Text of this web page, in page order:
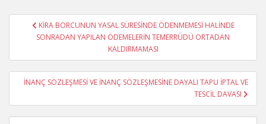
Yazı
gezinmesi
KİRA BORCUNUN YASAL SÜRESİNDE ÖDENMEMESİ HALİNDE
SONRADAN YAPILAN ÖDEMELERİN TEMERRÜDÜ ORTADAN
KALDIRMAMASI
İNANÇ SÖZLEŞMESİ VE İNANÇ SÖZLEŞMESİNE DAYALI TAPU İPTAL VE
TESCİL DAVASI